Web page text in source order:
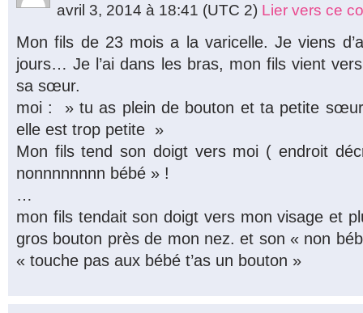
avril 3, 2014 à 18:41 (UTC 2) Lier vers ce
Mon fils de 23 mois a la varicelle. Je viens
jours… Je l’ai dans les bras, mon fils vient
sa sœur.
moi : » tu as plein de bouton et ta petite
elle est trop petite »
Mon fils tend son doigt vers moi ( endroit
nonnnnnnnn bébé » !
…
mon fils tendait son doigt vers mon visage et
gros bouton près de mon nez. et son « non
« touche pas aux bébé t’as un bouton »